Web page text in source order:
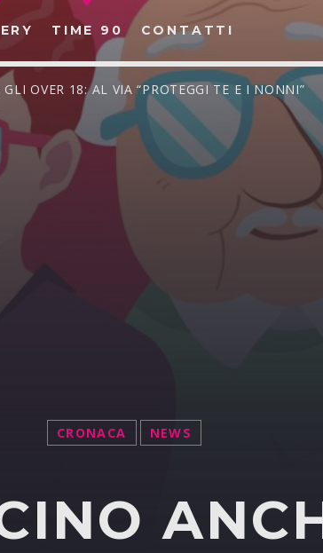
TIME 90 CONTATTI
NEL SITO WEB:
OVER 18: AL VIA “PROTEGGI TE E I NONNI”
CRONACA NEWS